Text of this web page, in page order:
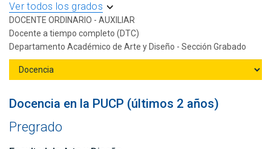
Ver todos los grados
DOCENTE ORDINARIO - AUXILIAR
Docente a tiempo completo (DTC)
Departamento Académico de Arte y Diseño - Sección Grabado
Docencia en la PUCP (últimos 2 años)
Pregrado